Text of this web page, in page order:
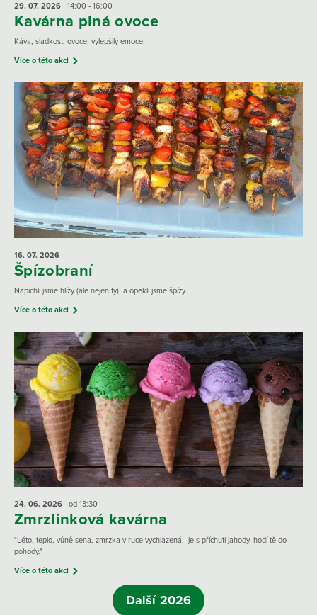
29. 07. 2026 14:00 - 16:00
Kavárna plná ovoce
Káva, sladkost, ovoce, vylepšily emoce.
Více o této akci
16. 07. 2026
Špízobraní
Napíchli jsme hlízy (ale nejen ty), a opekli jsme špízy.
Více o této akci
24. 06. 2026 od 13:30
Zmrzlinková kavárna
"Léto, teplo, vůně sena, zmrzka v ruce vychlazená, je s příchutí jahody, hodí tě do
pohody."
Více o této akci
Další 2026